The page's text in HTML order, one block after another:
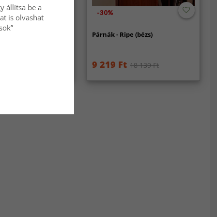
-30%
Párnák - Ripe (bézs)
9 219 Ft 18 139 Ft
állítsa be a
is olvashat